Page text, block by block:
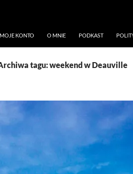
MOJE KONTO O MNIE PODKAST
tagu: weekend w Deauville